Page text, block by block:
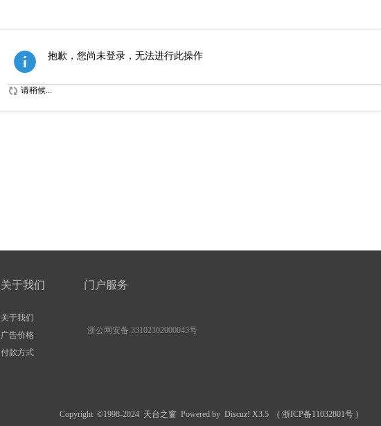
抱歉，您尚未登录，无法进行此操作
请稍候...
关于我们
关于我们
广告价格
付款方式
门户服务
浙公网安备 33102302000043号
Copyright ©1998-2024 天台之窗Powered byDiscuz! X3.5( 浙ICP备11032801号)